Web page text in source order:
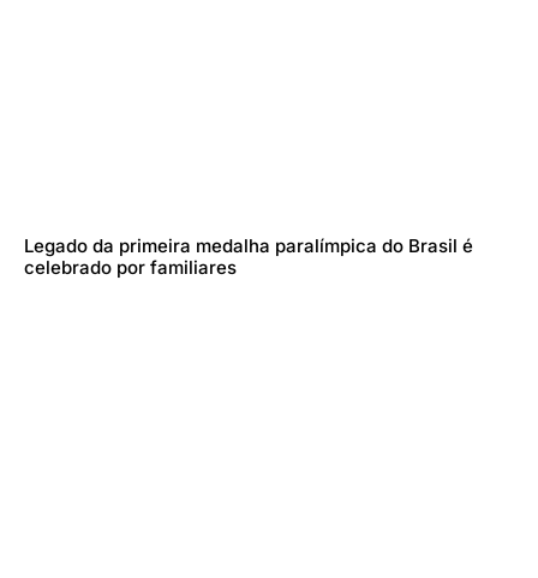
Legado da primeira medalha paralímpica do Brasil é
celebrado por familiares